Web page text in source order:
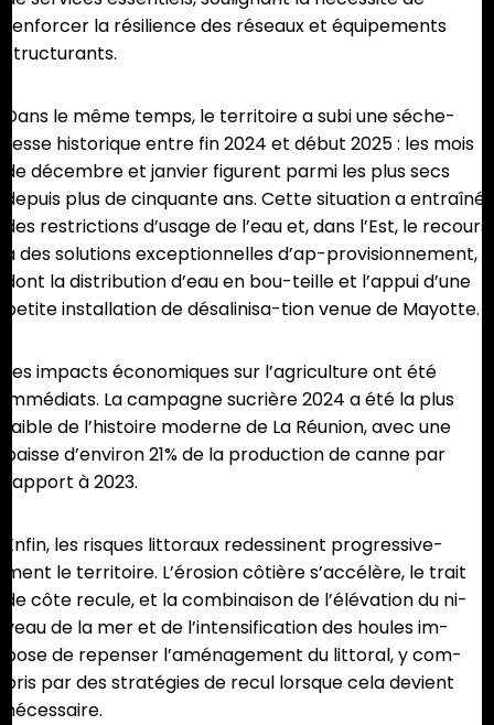
renforcer la résilience des réseaux et équipements
structurants.
Dans le même temps, le territoire a subi une séche-
resse historique entre fin 2024 et début 2025 : les mois
de décembre et janvier figurent parmi les plus secs
depuis plus de cinquante ans. Cette situation a entraîné
des restrictions d’usage de l’eau et, dans l’Est, le recours
à des solutions exceptionnelles d’ap-provisionnement,
dont la distribution d’eau en bou-teille et l’appui d’une
petite installation de désalinisa-tion venue de Mayotte.
Les impacts économiques sur l’agriculture ont été
immédiats. La campagne sucrière 2024 a été la plus
faible de l’histoire moderne de La Réunion, avec une
baisse d’environ 21% de la production de canne par
rapport à 2023.
Enfin, les risques littoraux redessinent progressive-
ment le territoire. L’érosion côtière s’accélère, le trait
de côte recule, et la combinaison de l’élévation du ni-
veau de la mer et de l’intensification des houles im-
pose de repenser l’aménagement du littoral, y com-
pris par des stratégies de recul lorsque cela devient
nécessaire.